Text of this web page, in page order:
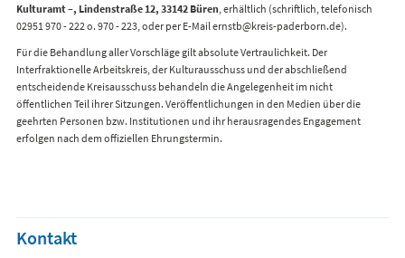
Kulturamt –, Lindenstraße 12, 33142 Büren, erhältlich (schriftlich, telefonisch
02951 970 - 222 o. 970 - 223, oder per E-Mail ernstb@kreis-paderborn.de).
Für die Behandlung aller Vorschläge gilt absolute Vertraulichkeit. Der
Interfraktionelle Arbeitskreis, der Kulturausschuss und der abschließend
entscheidende Kreisausschuss behandeln die Angelegenheit im nicht
öffentlichen Teil ihrer Sitzungen. Veröffentlichungen in den Medien über die
geehrten Personen bzw. Institutionen und ihr herausragendes Engagement
erfolgen nach dem offiziellen Ehrungstermin.
Kontakt